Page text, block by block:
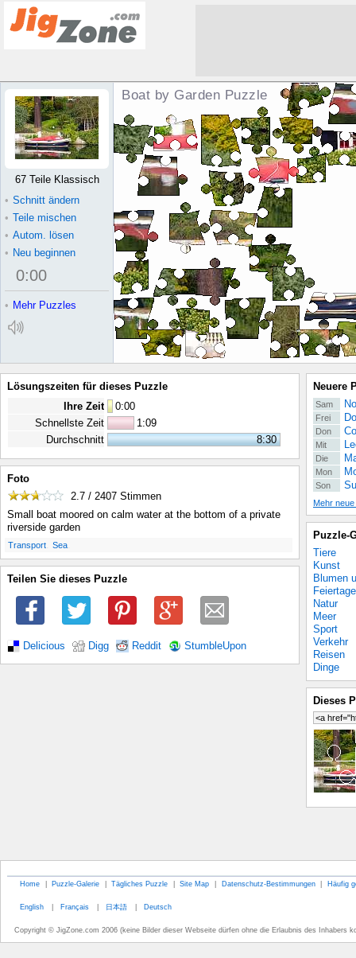
Boat by Garden Puzzle
67 Teile Klassisch
• Schnitt ändern
• Teile mischen
• Autom. lösen
• Neu beginnen
0:00
• Mehr Puzzles
Lösungszeiten für dieses Puzzle
Ihre Zeit
0:00
Schnellste Zeit
1:09
Durchschnitt
8:30
Foto
2.7 / 2407 Stimmen
Small boat moored on calm water at the bottom of a private
riverside garden
Transport Sea
Teilen Sie dieses Puzzle
Delicious Digg Reddit StumbleUpon
Neuere
Sam
Frei
Don
Mit
Die
Mon
Son
Mehr
Puzzle-
Tiere
Kunst
Blumen
Feiertage
Natur
Meer
Sport
Verkehr
Reisen
Dinge
Dieses
Home | Puzzle-Galerie | Tägliches Puzzle | Site Map | Datenschutz-Bestimmungen | Häufig
English | Français | 日本語 | Deutsch
Copyright © JigZone.com 2006 (keine Bilder dieser Webseite dürfen ohne die Erlaubnis des Inhabers